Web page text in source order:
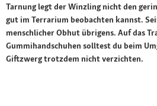
Tarnung legt der Winzling nicht den
gut im Terrarium beobachten kannst.
menschlicher Obhut übrigens. Auf das
Gummihandschuhen solltest du beim
Giftzwerg trotzdem nicht verzichten.